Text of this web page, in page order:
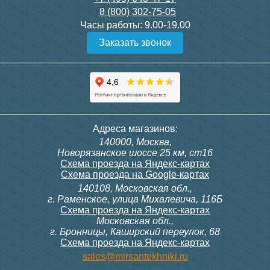
Конвектор ITT.080.200.1300
с решеткой GRILL.SGW-20-
Конвектор ITT.080.200.1000
с решеткой GRILL.SGW-20-
Конвектор ITT.080.200.1000
с решеткой GRILL.SGW-20-
Конвектор ITT.080.200.900 с
решеткой GRILL.SGA-20-
Подробнее Подробнее
3 950
11, 230В (механ.)
6 000
8 (800) 302-75-05
Часы работы: 9.00-19.00
Заказать звонок
Адреса магазинов:
140000, Москва,
Новорязанское шоссе 25 км, ст16
Схема проезда на Яндекс-картах
Схема проезда на Google-картах
140108, Московская обл.,
г. Раменское, улица Михалевича, 116Б
Схема проезда на Яндекс-картах
Московская обл.,
г. Бронницы, Каширский переулок, 68
Схема проезда на Яндекс-картах
sales@mirsantekhniki.ru